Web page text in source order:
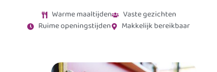
Warme maaltijden
Vaste gezichten
Ruime openingstijden
Makkelijk bereikbaar